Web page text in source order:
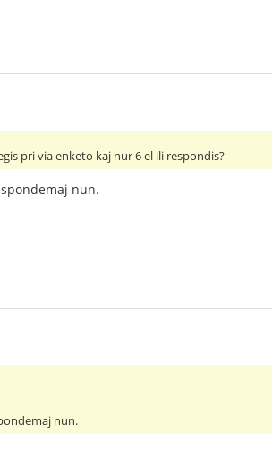
pri via enketo kaj nur 6 el ili respondis?
nun.
nun.